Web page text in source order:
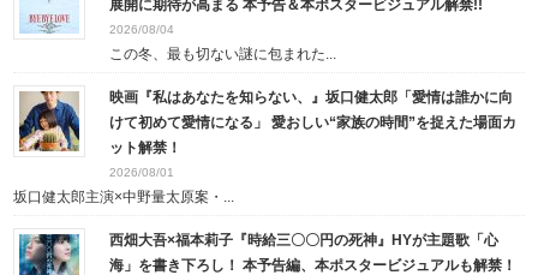
展開に期待が高まる 本予告＆本ポスタービジュアル解禁!!
2026/08/04
この冬、最も切ない謎に包まれた...
映画『私はあなたを知らない、』坂口健太郎「愛情は誰かに向
けて初めて愛情になる」 愛おしい“家族の時間”を捉えた場面カ
ット解禁！
2026/08/01
坂口健太郎主演×中野量太原案・...
西畑大吾×福本莉子『時給三〇〇円の死神』HYが主題歌「心
海」を書き下ろし！ 本予告編、本ポスタービジュアルも解禁！